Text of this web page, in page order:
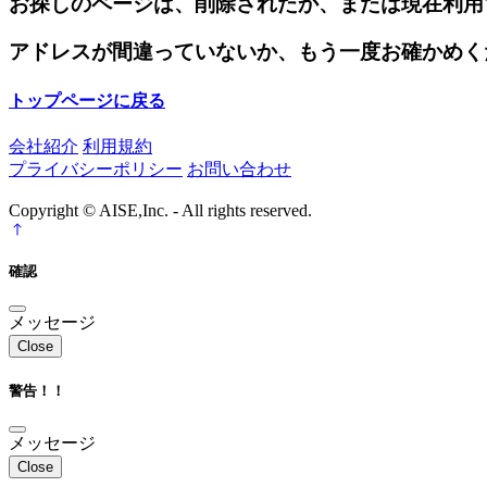
アドレスが間違っていないか、もう一度お確かめ
トップページに戻る
会社紹介 利用規約
プライバシーポリシー お問い合わせ
Copyright © AISE,Inc. - All rights reserved.
確認
メッセージ
Close
警告！！
メッセージ
Close